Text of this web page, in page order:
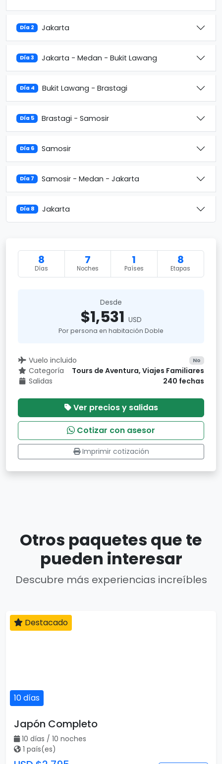
Día 2 Jakarta
Día 3 Jakarta - Medan - Bukit Lawang
Día 4 Bukit Lawang - Brastagi
Día 5 Brastagi - Samosir
Día 6 Samosir
Día 7 Samosir - Medan - Jakarta
Día 8 Jakarta
8
Días
7
Noches
1
Países
8
Etapas
Desde
$1,531 USD
Por persona en habitación Doble
Vuelo incluido No
Categoría
Tours de Aventura, Viajes Familiares
Salidas
240 fechas
Ver precios y salidas
Cotizar con asesor
Imprimir cotización
Otros paquetes que te
pueden interesar
Descubre más experiencias increíbles
10 días
Destacado
Japón Completo
10 días / 10 noches
1 país(es)